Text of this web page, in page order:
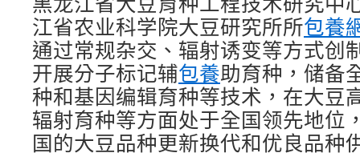
江省农业科学院大豆研究所所包養
通过常规杂交、辐射诱变等方式创
开展分子标记辅包養助育种，储备
种和基因编辑育种等技术，在大豆
辐射育种等方面处于全国领先地位
国的大豆品种更新换代和优良品种